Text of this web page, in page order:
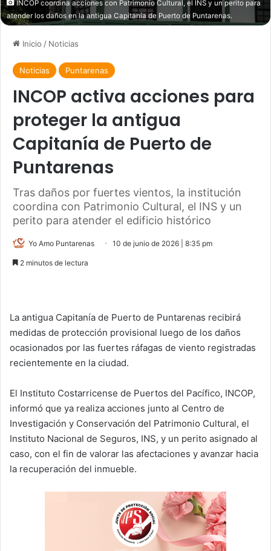
INCOP coordina acciones con Patrimonio Cultural, el INS y un perito para
atender los daños en la antigua Capitanía de Puerto de Puntarenas.
Inicio / Noticias
Noticias Puntarenas
INCOP activa acciones para
proteger la antigua
Capitanía de Puerto de
Puntarenas
Tras daños por fuertes vientos, la institución
coordina con Patrimonio Cultural, el INS y un
perito para atender el edificio histórico
Yo Amo Puntarenas 10 de junio de 2026 | 8:35 pm
2 minutos de lectura
La antigua Capitanía de Puerto de Puntarenas recibirá
medidas de protección provisional luego de los daños
ocasionados por las fuertes ráfagas de viento registradas
recientemente en la ciudad.
El Instituto Costarricense de Puertos del Pacífico, INCOP,
informó que ya realiza acciones junto al Centro de
Investigación y Conservación del Patrimonio Cultural, el
Instituto Nacional de Seguros, INS, y un perito asignado al
caso, con el fin de valorar las afectaciones y avanzar hacia
la recuperación del inmueble.